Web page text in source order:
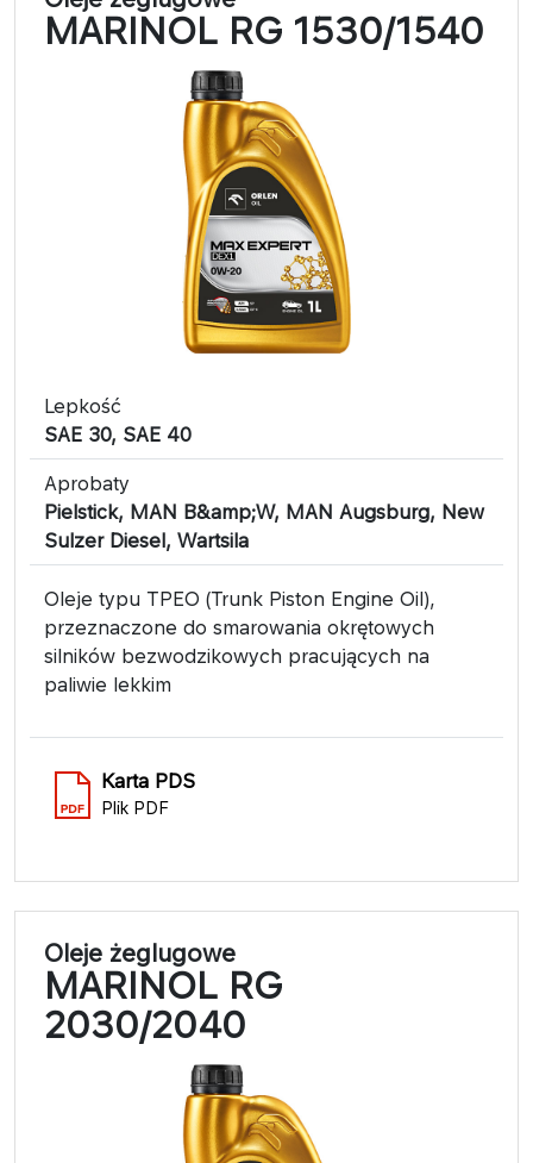
MARINOL RG 1530/1540
Lepkość
SAE 30, SAE 40
Aprobaty
Pielstick, MAN B&amp;W, MAN Augsburg, New
Sulzer Diesel, Wartsila
Oleje typu TPEO (Trunk Piston Engine Oil),
przeznaczone do smarowania okrętowych
silników bezwodzikowych pracujących na
paliwie lekkim
Karta PDS
Plik PDF
Oleje żeglugowe
MARINOL RG
2030/2040